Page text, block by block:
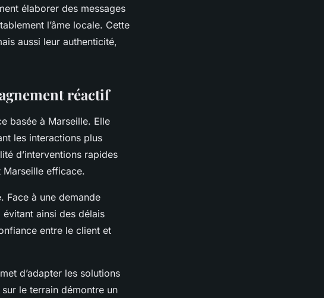
élaborer des messages
l’âme locale. Cette
aussi leur authenticité,
réactif
basée à Marseille. Elle
les interactions plus
d’interventions rapides
Marseille efficace.
Face à une demande
évitant ainsi des délais
entre le client et
d’adapter les solutions
le terrain démontre un